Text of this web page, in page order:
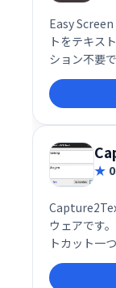
Easy
トをテキス
ション不要
ムトレイか
画像・ウェ
きます。手
ウェアです
トカット一
キストデー
い方に最適で